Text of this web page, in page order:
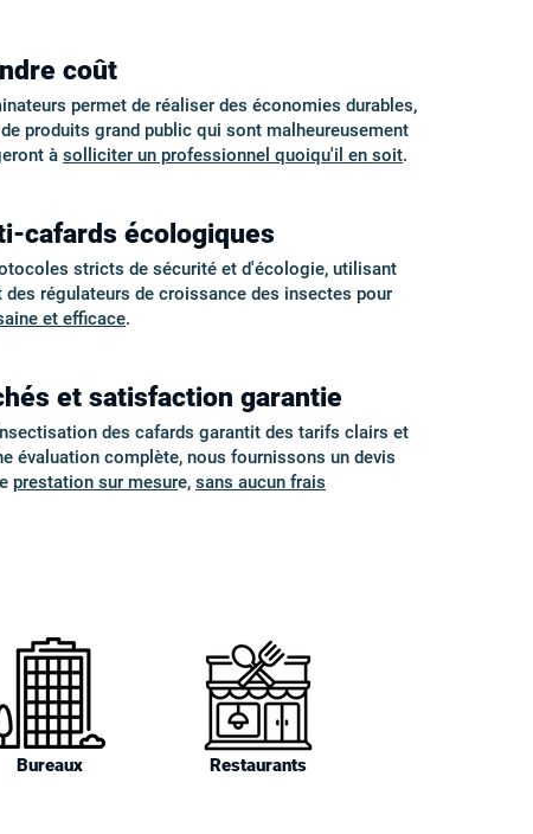
coût
permet de réaliser des économies durables,
produits grand public qui sont malheureusement
à solliciter un professionnel quoiqu'il en soit.
cafards écologiques
stricts de sécurité et d'écologie, utilisant
régulateurs de croissance des insectes pour
et efficace.
et satisfaction garantie
des cafards garantit des tarifs clairs et
évaluation complète, nous fournissons un devis
prestation sur mesure, sans aucun frais
Bureaux Restaurants